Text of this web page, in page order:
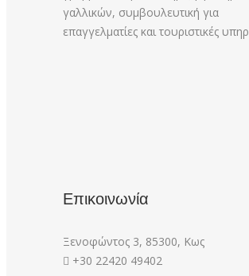
γαλλικών, συμβουλευτική για
επαγγελματίες και τουριστικές
Επικοινωνία
Ξενοφώντος 3, 85300, Κως
+30 22420 49402